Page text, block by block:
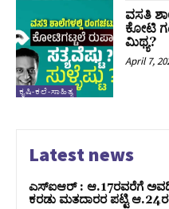
ಕೃಷಿ-ಕಲೆ-ಸಾಹಿತ್ಯ
ವಸತಿ
ಕೋಟಿ
ಮಿಥ್ಯ?
April 7,
Latest news
ಎಸ್‌ಐಆರ್‌ : ಆ.17ರವರೆಗೆ
ಕರಡು ಮತದಾರರ ಪಟ್ಟಿ